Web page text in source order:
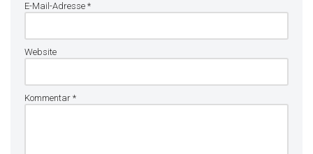
E-Mail-Adresse *
Website
Kommentar *